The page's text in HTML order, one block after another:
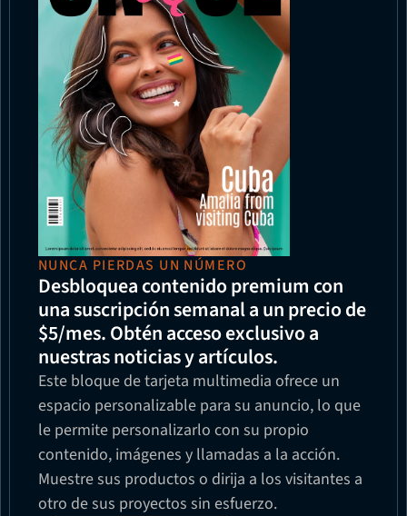
NUNCA PIERDAS UN NÚMERO
Desbloquea contenido premium con
una suscripción semanal a un precio de
$5/mes. Obtén acceso exclusivo a
nuestras noticias y artículos.
Este bloque de tarjeta multimedia ofrece un
espacio personalizable para su anuncio, lo que
le permite personalizarlo con su propio
contenido, imágenes y llamadas a la acción.
Muestre sus productos o dirija a los visitantes a
otro de sus proyectos sin esfuerzo.